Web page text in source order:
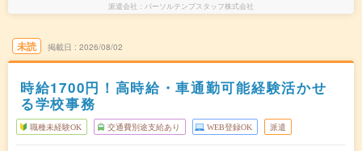
派遣会社 パーソルテンプスタッフ株式会社
未読 掲載日 2026/08/02
時給1700円！高時給・車通勤可能経験活かせ
る学校事務
職種未経験OK 交通費別途支給あり WEB登録OK 派遣